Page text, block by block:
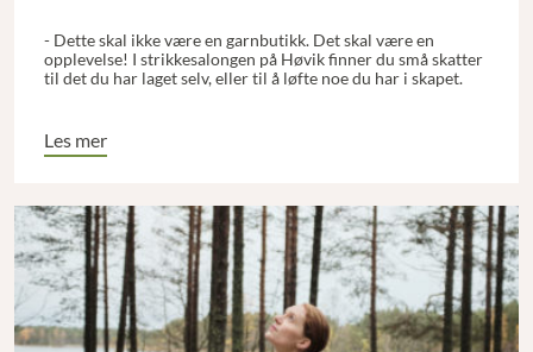
- Dette skal ikke være en garnbutikk. Det skal være en
opplevelse! I strikkesalongen på Høvik finner du små skatter
til det du har laget selv, eller til å løfte noe du har i skapet.
Les mer